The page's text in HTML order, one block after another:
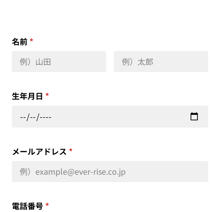
名前 *
生年月日 *
メールアドレス *
電話番号 *